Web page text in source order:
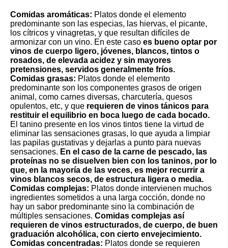
Comidas aromáticas: Platos donde el elemento
predominante son las especias, las hiervas, el picante,
los cítricos y vinagretas, y que resultan difíciles de
armonizar con un vino. En este caso es bueno optar por
vinos de cuerpo ligero, jóvenes, blancos, tintos o
rosados, de elevada acidez y sin mayores
pretensiones, servidos generalmente fríos.
Comidas grasas: Platos donde el elemento
predominante son los componentes grasos de origen
animal, como carnes diversas, charcutería, quesos
opulentos, etc, y que requieren de vinos tánicos para
restituir el equilibrio en boca luego de cada bocado.
El tanino presente en los vinos tintos tiene la virtud de
eliminar las sensaciones grasas, lo que ayuda a limpiar
las papilas gustativas y dejarlas a punto para nuevas
sensaciones. En el caso de la carne de pescado, las
proteínas no se disuelven bien con los taninos, por lo
que, en la mayoría de las veces, es mejor recurrir a
vinos blancos secos, de estructura ligera o media.
Comidas complejas: Platos donde intervienen muchos
ingredientes sometidos a una larga cocción, donde no
hay un sabor predominante sino la combinación de
múltiples sensaciones. Comidas complejas así
requieren de vinos estructurados, de cuerpo, de buen
graduación alcohólica, con cierto envejecimiento.
Comidas concentradas: Platos donde se requieren